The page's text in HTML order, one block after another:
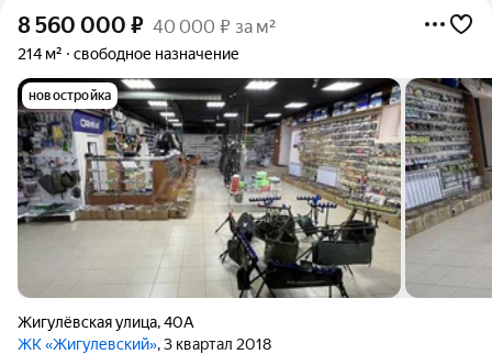
8 560 000 ₽ 40 000 ₽ за м²
214 м² свободное назначение
новостройка
Жигулёвская улица,40А
ЖК «Жигулевский», 3 квартал 2018